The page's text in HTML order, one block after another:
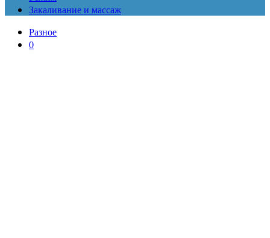
Закаливание и массаж
Разное
0